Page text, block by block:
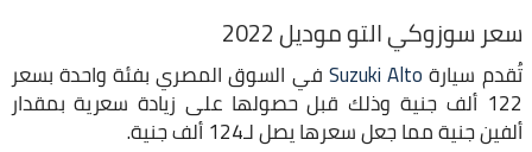
سعر سوزوكي التو موديل 2022
تُقدم سيارةSuzuki Altoفي السوق المصري بفئة واحدة بسعر
122 ألف جنية وذلك قبل حصولها على زيادة سعرية بمقدار
ألفين جنية مما جعل سعرها يصل لـ124 ألف جنية.